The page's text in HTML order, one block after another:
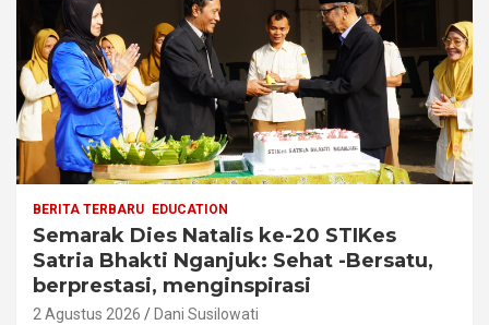
BERITA TERBARU EDUCATION
Semarak Dies Natalis ke-20 STIKes
Satria Bhakti Nganjuk: Sehat -Bersatu,
berprestasi, menginspirasi
2 Agustus 2026 Dani Susilowati